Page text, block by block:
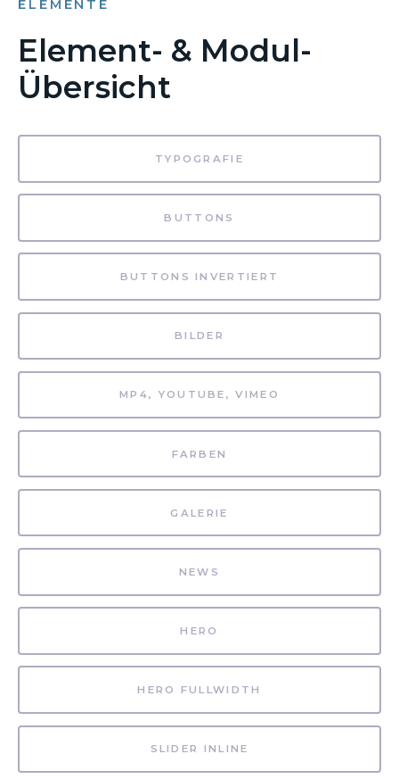
ELEMENTE
Element- & Modul-
Übersicht
TYPOGRAFIE
BUTTONS
BUTTONS INVERTIERT
BILDER
MP4, YOUTUBE, VIMEO
FARBEN
GALERIE
NEWS
HERO
HERO FULLWIDTH
SLIDER INLINE